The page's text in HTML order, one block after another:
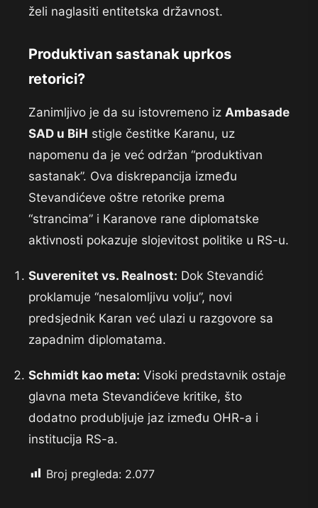
želi naglasiti entitetska državnost.
Produktivan sastanak uprkos
retorici?
Zanimljivo je da su istovremeno iz Ambasade
SAD u BiH stigle čestitke Karanu, uz
napomenu da je već održan “produktivan
sastanak”. Ova diskrepancija između
Stevandićeve oštre retorike prema
“strancima” i Karanove rane diplomatske
aktivnosti pokazuje slojevitost politike u RS-u.
Suverenitet vs. Realnost: Dok Stevandić
proklamuje “nesalomljivu volju”, novi
predsjednik Karan već ulazi u razgovore sa
zapadnim diplomatama.
Schmidt kao meta: Visoki predstavnik ostaje
glavna meta Stevandićeve kritike, što
dodatno produbljuje jaz između OHR-a i
institucija RS-a.
Broj pregleda: 2.077